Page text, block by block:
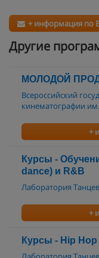
+ информация по
Другие
МОЛОДОЙ
Всероссийский
кинематографии
+
Курсы -
dance) и R&B
Лаборатория
+
Курсы - Hip